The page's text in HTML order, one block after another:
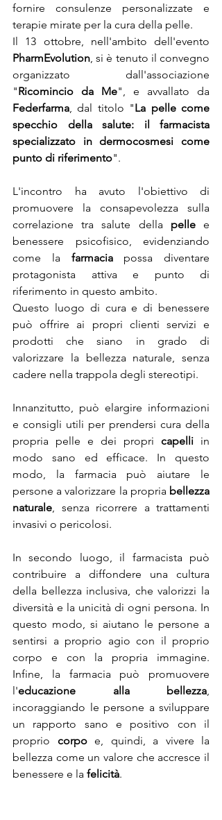
fornire consulenze personalizzate e
terapie mirate per la cura della pelle.
PharmEvolution , si è tenuto il convegno
organizzato dall'associazione
"Ricomincio da Me
Federfarma , dal titolo "La pelle come
specchio della salute: il farmacista
specializzato in dermocosmesi come
punto di riferimento".
L'incontro ha avuto l'obiettivo di
promuovere la consapevolezza sulla
correlazione tra salute della pelle e
benessere psicofisico, evidenziando
come la farmacia possa diventare
protagonista attiva e punto di
riferimento in questo ambito.
Questo luogo di cura e di benessere
può offrire ai propri clienti servizi e
prodotti che siano in grado di
valorizzare la bellezza naturale, senza
cadere nella trappola degli stereotipi.
Innanzitutto, può elargire informazioni
e consigli utili per prendersi cura della
propria pelle e dei propri capelli in
modo sano ed efficace. In questo
modo, la farmacia può aiutare le
persone a valorizzare la propria bellezza
naturale , senza ricorrere a trattamenti
invasivi o pericolosi.
In secondo luogo, il farmacista può
contribuire a diffondere una cultura
della bellezza inclusiva, che valorizzi la
diversità e la unicità di ogni persona. In
questo modo, si aiutano le persone a
sentirsi a proprio agio con il proprio
corpo e con la propria immagine.
Infine, la farmacia può promuovere
l'educazione alla bellezza
incoraggiando le persone a sviluppare
un rapporto sano e positivo con il
proprio corpo e, quindi, a vivere la
bellezza come un valore che accresce il
benessere e la felicità.